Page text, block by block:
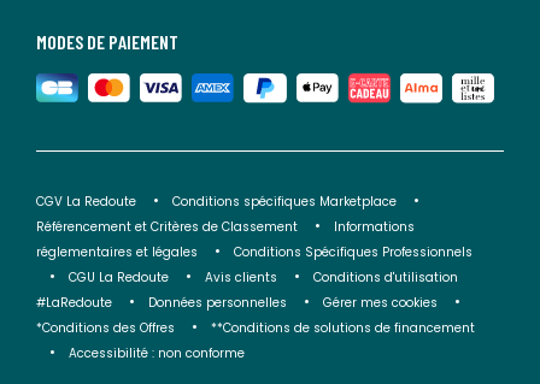
MODES DE PAIEMENT
CGV La Redoute
Conditions spécifiques Marketplace
Référencement et Critères de Classement
Informations
réglementaires et légales
Conditions Spécifiques Professionnels
CGU La Redoute
Avis clients
Conditions d'utilisation
#LaRedoute
Données personnelles
Gérer mes cookies
*Conditions des Offres
**Conditions de solutions de financement
Accessibilité : non conforme